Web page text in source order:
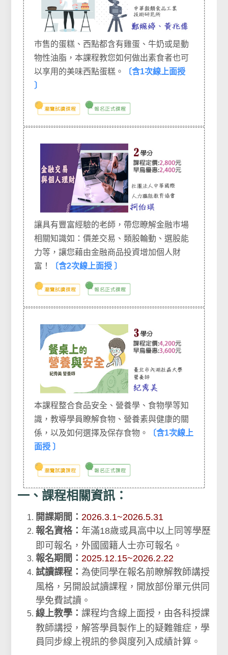
巿售的蛋糕、西點都含有雞蛋、牛奶或是動
物性油脂，本課程教您如何做出素食者也可
以享用的美味西點蛋糕。
〔含1次線上面授
〕
讓具有豐富經驗的老師，帶您瞭解金融巿場
相關知識如：價差交易、類股輪動、選股能
力等，讓您藉由金融商品投資增加個人財
富！
〔含2次線上面授 〕
本課程整合食品安全、營養學、食物學等知
識，教導學員瞭解食物、營養素與健康的關
係，以及如何選擇及保存食物。
〔含1次線上
面授 〕
一、課程相關資訊：
開課期間： 2026.3.1~2026.5.31
報名資格：年滿18歲或具高中以上同等學歷
即可報名，外國國籍人士亦可報名。
報名期間： 2025.12.15~2026.2.22
試讀課程：為使同學在報名前瞭解教師講授
風格，另開設試讀課程，開放部份單元供同
學免費試讀。
線上教學：課程均含線上面授，由各科授課
教師講授，解答學員製作上的疑難雜症，學
員同步線上視訊的參與度列入成績計算。